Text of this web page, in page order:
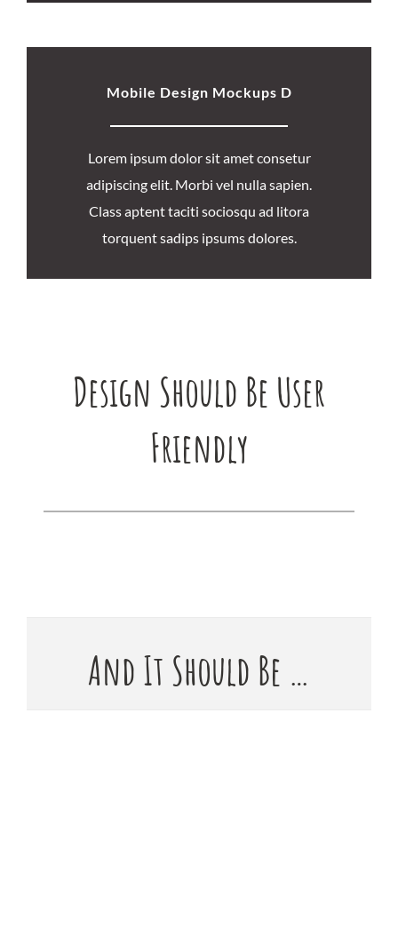
Mobile Design Mockups D
Lorem ipsum dolor sit amet consetur
adipiscing elit. Morbi vel nulla sapien.
Class aptent taciti sociosqu ad litora
torquent sadips ipsums dolores.
Design Should Be User
Friendly
And It Should Be …